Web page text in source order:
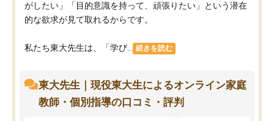
がしたい」「目的意識を持って、頑張りたい」という潜在
的な欲求が見て取れるからです。
私たち東大先生は、「学び... 続きを読む
東大先生｜現役東大生によるオンライン家庭
教師・個別指導の口コミ・評判